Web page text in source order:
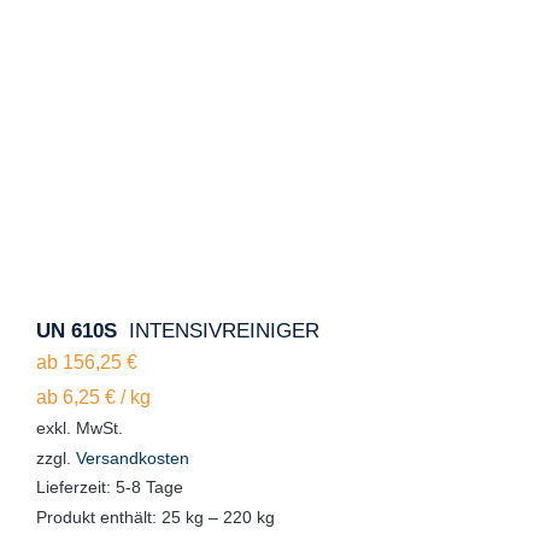
UN 610S INTENSIVREINIGER
ab 156,25 €
ab 6,25 €/ kg
exkl. MwSt.
zzgl. Versandkosten
Lieferzeit: 5-8 Tage
Produkt enthält: 25 kg – 220 kg